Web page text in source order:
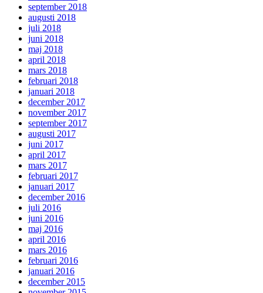
september 2018
augusti 2018
juli 2018
juni 2018
maj 2018
april 2018
mars 2018
februari 2018
januari 2018
december 2017
november 2017
september 2017
augusti 2017
juni 2017
april 2017
mars 2017
februari 2017
januari 2017
december 2016
juli 2016
juni 2016
maj 2016
april 2016
mars 2016
februari 2016
januari 2016
december 2015